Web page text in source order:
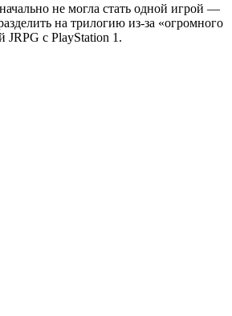
не могла стать одной игрой —
на трилогию из-за «огромного
JRPG с PlayStation 1.